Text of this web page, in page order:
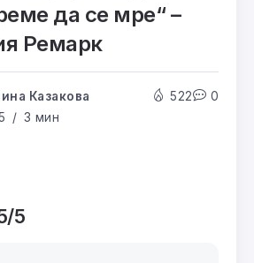
да се мре“ –
Ремарк
Казакова
3 мин
522 0
5